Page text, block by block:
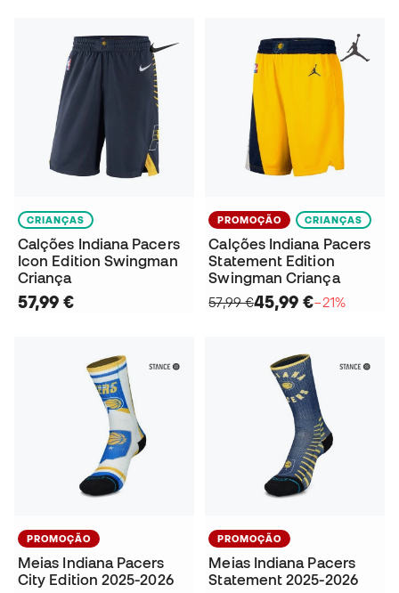
CRIANÇAS
Calções Indiana Pacers
Icon Edition Swingman
Criança
57,99 €
PROMOÇÃO CRIANÇAS
Calções Indiana Pacers
Statement Edition
Swingman Criança
57,99 €45,99 €−21%
PROMOÇÃO
Meias Indiana Pacers
City Edition 2025-2026
PROMOÇÃO
Meias Indiana Pacers
Statement 2025-2026